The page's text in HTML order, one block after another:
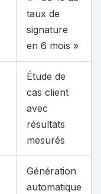
taux de
signature
en 6 mois »
Étude de
cas client
avec
résultats
mesurés
Génération
automatique